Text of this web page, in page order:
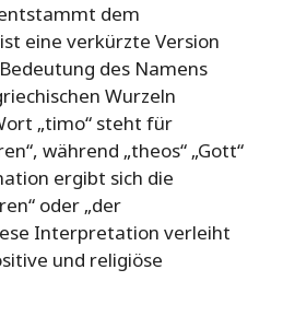
dem
eine verkürzte Version
des Namens
Wurzeln
„timo“ steht für
während „theos“ „Gott“
ergibt sich die
oder „der
Interpretation verleiht
und religiöse